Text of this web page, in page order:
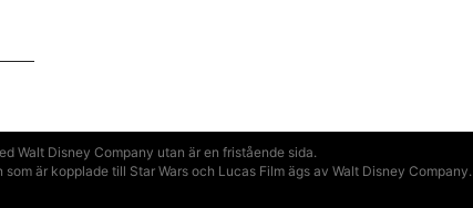
Walt Disney Company utan är en fristående sida.
är kopplade till Star Wars och Lucas Film ägs av Walt Disney Company.